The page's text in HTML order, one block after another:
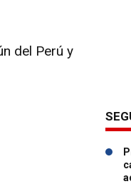
del Perú y